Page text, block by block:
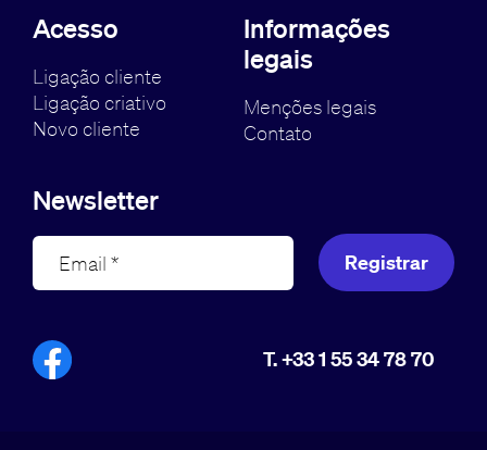
Acesso
Ligação cliente
Ligação criativo
Novo cliente
Informações
legais
Menções legais
Contato
Newsletter
Registrar
T. +33 1 55 34 78 70